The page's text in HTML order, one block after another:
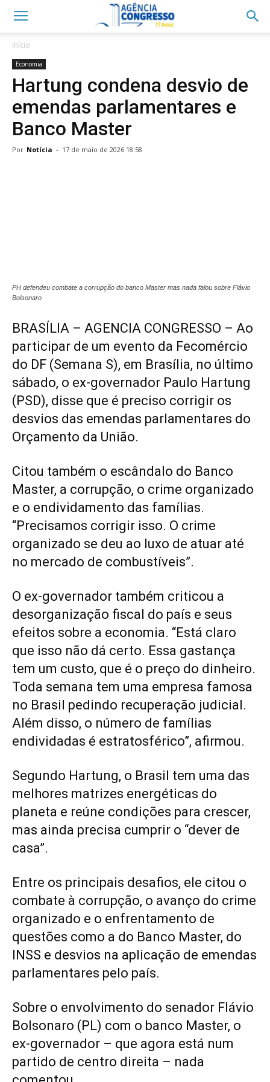
Início
Economia
Hartung condena desvio de
emendas parlamentares e
Banco Master
Por Notícia - 17 de maio de 2026 18:58
PH defendeu combate a corrupção do banco Master mas nada falou sobre Flávio
Bolsonaro
BRASÍLIA – AGENCIA CONGRESSO – Ao
participar de um evento da Fecomércio
do DF (Semana S), em Brasília, no último
sábado, o ex-governador Paulo Hartung
(PSD), disse que é preciso corrigir os
desvios das emendas parlamentares do
Orçamento da União.
Citou também o escândalo do Banco
Master, a corrupção, o crime organizado
e o endividamento das famílias.
“Precisamos corrigir isso. O crime
organizado se deu ao luxo de atuar até
no mercado de combustíveis”.
O ex-governador também criticou a
desorganização fiscal do país e seus
efeitos sobre a economia. “Está claro
que isso não dá certo. Essa gastança
tem um custo, que é o preço do dinheiro.
Toda semana tem uma empresa famosa
no Brasil pedindo recuperação judicial.
Além disso, o número de famílias
endividadas é estratosférico”, afirmou.
Segundo Hartung, o Brasil tem uma das
melhores matrizes energéticas do
planeta e reúne condições para crescer,
mas ainda precisa cumprir o “dever de
casa”.
Entre os principais desafios, ele citou o
combate à corrupção, o avanço do crime
organizado e o enfrentamento de
questões como a do Banco Master, do
INSS e desvios na aplicação de emendas
parlamentares pelo país.
Sobre o envolvimento do senador Flávio
Bolsonaro (PL) com o banco Master, o
ex-governador – que agora está num
partido de centro direita – nada